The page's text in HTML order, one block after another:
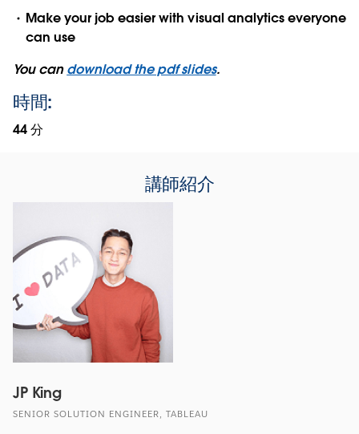
Make your job easier with visual analytics everyone
can use
You candownload the pdf slides.
時間:
44 分
講師紹介
JP King
SENIOR SOLUTION ENGINEER, TABLEAU